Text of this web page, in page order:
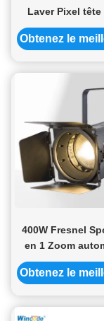
Laver Pixel
7pcs 60W LED
dans la bande
Obtenez le
400W Fresnel
en 1 Zoom
400W + 400W
Zoom
Obtenez le